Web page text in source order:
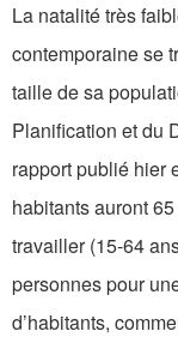
La natalité très
contemporaine se
taille de sa
Planification et du
rapport publié hier
habitants auront
travailler (15-64
personnes pour
d’habitants,